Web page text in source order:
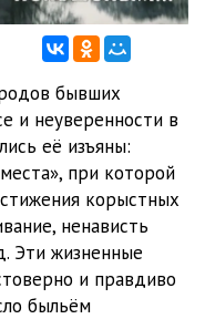
бывших
и неуверенности в
её изъяны:
при которой
корыстных
ненависть
Эти жизненные
и правдиво
быльём